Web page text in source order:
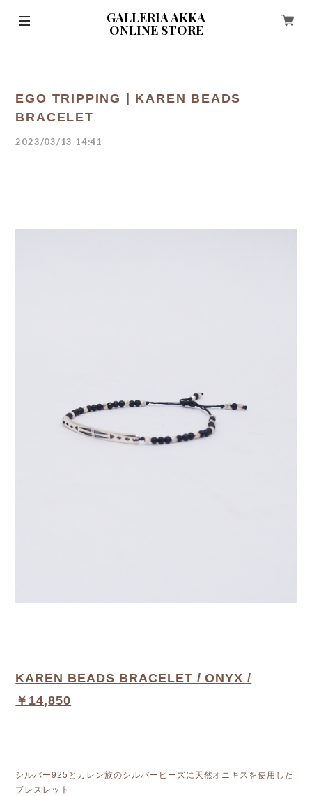
GALLERIA AKKA
ONLINE STORE
EGO TRIPPING | KAREN BEADS
BRACELET
2023/03/13 14:41
KAREN BEADS BRACELET / ONYX /
￥14,850
シルバー925とカレン族のシルバービーズに天然オニキスを使用した
ブレスレット